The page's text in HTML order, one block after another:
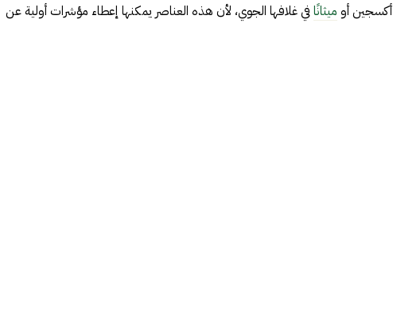
أكسجين أو ميثانًافي غلافها الجوي، لأن هذه العناصر يمكنها إعطاء مؤشرات أولية عن